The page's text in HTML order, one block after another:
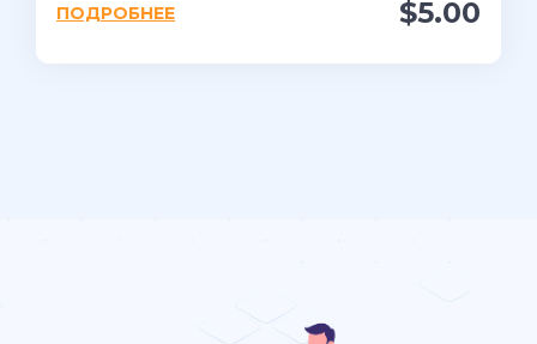
$5.00
ПОДРОБНЕЕ